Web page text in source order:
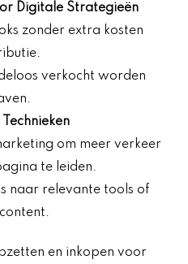
Digitale Strategieën
zonder extra kosten
verkocht worden
om meer verkeer
te leiden.
naar relevante tools of
en inkopen voor